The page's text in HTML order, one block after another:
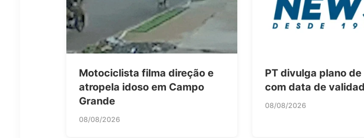
Motociclista filma direção e
atropela idoso em Campo
Grande
08/08/2026
PT divulga plano
com data de
08/08/2026